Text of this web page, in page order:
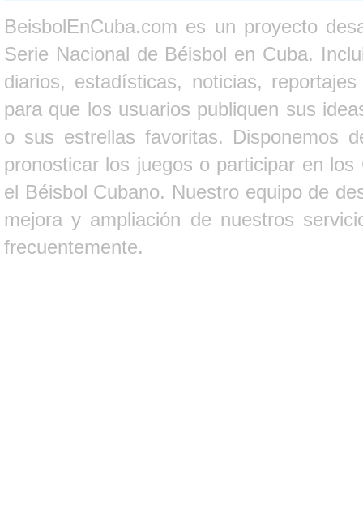
BeisbolEnCuba.com es un proyecto
Serie Nacional de Béisbol en Cuba.
diarios, estadísticas, noticias,
para que los usuarios publiquen sus
o sus estrellas favoritas. Disponemos
pronosticar los juegos o participar en
el Béisbol Cubano. Nuestro equipo de
mejora y ampliación de nuestros
frecuentemente.